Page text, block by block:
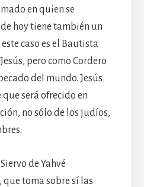
en quien se
hoy tiene también un
caso es el Bautista
pero como Cordero
del mundo. Jesús
será ofrecido en
no sólo de los judíos,
de Yahvé
toma sobre sí las